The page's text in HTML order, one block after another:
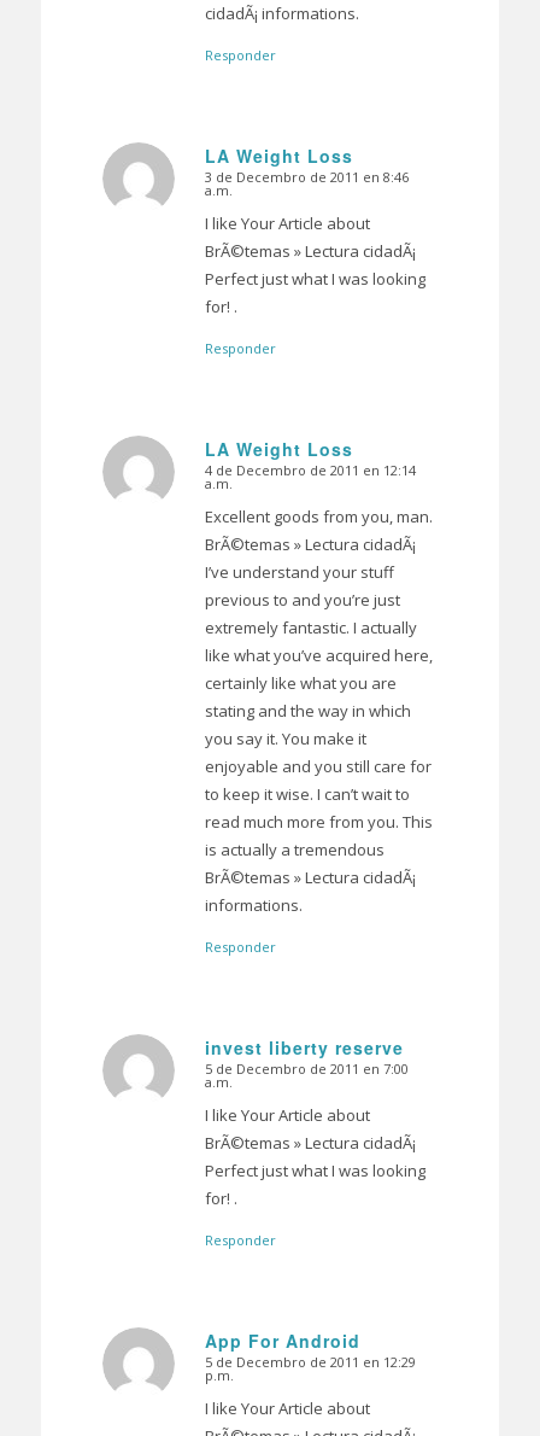
cidadÃ¡ informations.
Responder
LA Weight Loss
Dice:
3 de Decembro de 2011 en 8:46
a.m.
I like Your Article about
BrÃ©temas » Lectura cidadÃ¡
Perfect just what I was looking
for! .
Responder
LA Weight Loss
Dice:
4 de Decembro de 2011 en 12:14
a.m.
Excellent goods from you, man.
BrÃ©temas » Lectura cidadÃ¡
I’ve understand your stuff
previous to and you’re just
extremely fantastic. I actually
like what you’ve acquired here,
certainly like what you are
stating and the way in which
you say it. You make it
enjoyable and you still care for
to keep it wise. I can’t wait to
read much more from you. This
is actually a tremendous
BrÃ©temas » Lectura cidadÃ¡
informations.
Responder
invest liberty reserve
Dice:
5 de Decembro de 2011 en 7:00
a.m.
I like Your Article about
BrÃ©temas » Lectura cidadÃ¡
Perfect just what I was looking
for! .
Responder
App For Android
Dice:
5 de Decembro de 2011 en 12:29
p.m.
I like Your Article about